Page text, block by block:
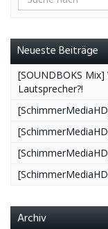
Neueste Beiträge
[SOUNDBOKS
Lautsprecher?!
Archiv